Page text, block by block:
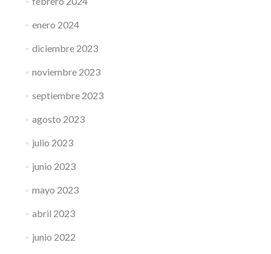
enero 2024
diciembre 2023
noviembre 2023
septiembre 2023
agosto 2023
julio 2023
junio 2023
mayo 2023
abril 2023
junio 2022